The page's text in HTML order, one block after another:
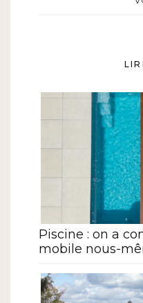
Piscine : on a
mobile nous-